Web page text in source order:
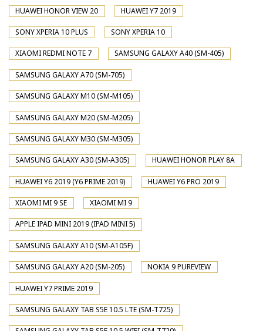
HUAWEI HONOR VIEW 20 HUAWEI Y7 2019
SONY XPERIA 10 PLUS SONY XPERIA 10
XIAOMI REDMI NOTE 7 SAMSUNG GALAXY A40 (SM-405)
SAMSUNG GALAXY A70 (SM-705)
SAMSUNG GALAXY M10 (SM-M105)
SAMSUNG GALAXY M20 (SM-M205)
SAMSUNG GALAXY M30 (SM-M305)
SAMSUNG GALAXY A30 (SM-A305) HUAWEI HONOR PLAY 8A
HUAWEI Y6 2019 (Y6 PRIME 2019) HUAWEI Y6 PRO 2019
XIAOMI MI 9 SE XIAOMI MI 9
APPLE IPAD MINI 2019 (IPAD MINI 5)
SAMSUNG GALAXY A10 (SM-A105F)
SAMSUNG GALAXY A20 (SM-205) NOKIA 9 PUREVIEW
HUAWEI Y7 PRIME 2019
SAMSUNG GALAXY TAB S5E 10.5 LTE (SM-T725)